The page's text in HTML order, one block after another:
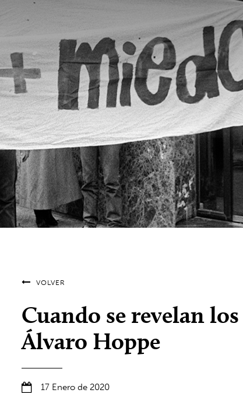
VOLVER
Cuando se revelan
Álvaro Hoppe
17 Enero de 2020